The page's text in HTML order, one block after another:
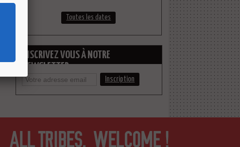
Toutes les dates
INSCRIVEZ VOUS À NOTRE
NEWSLETTER